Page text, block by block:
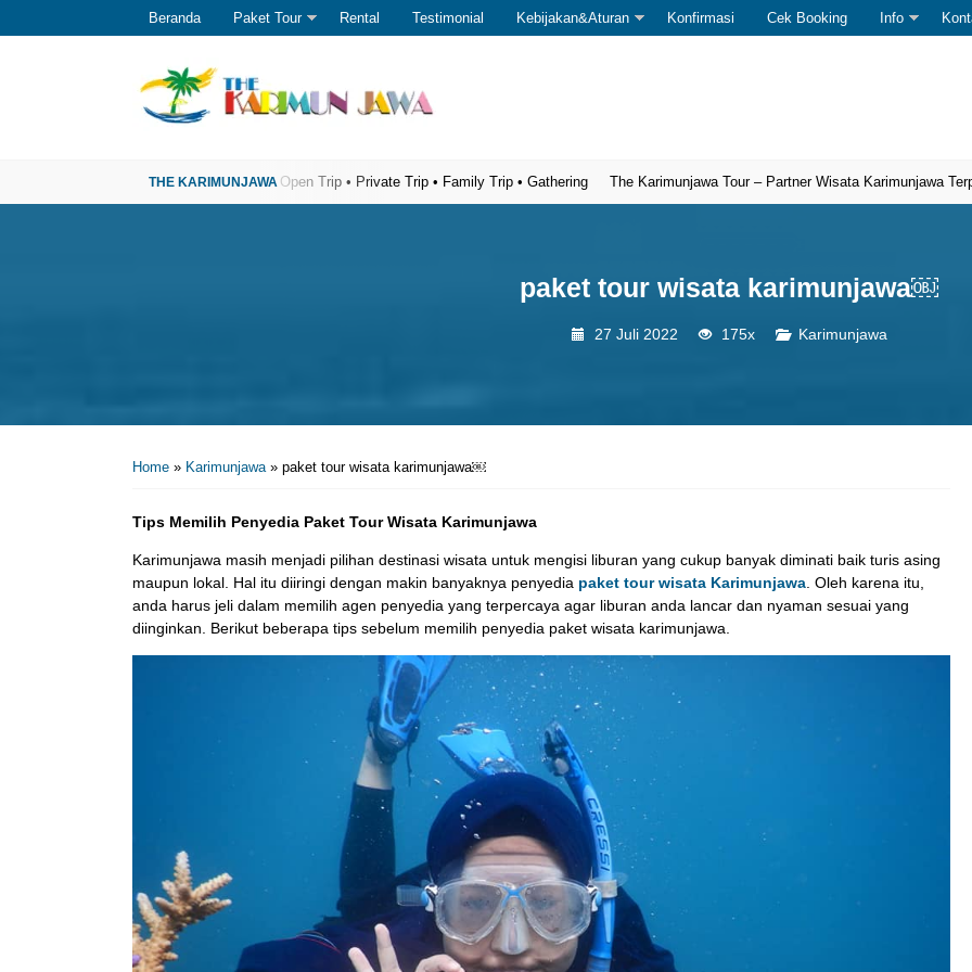
Beranda Paket Tour Rental Testimonial Kebijakan&Aturan Konfirmasi Cek Booking Info
Karimunjawa Terpercaya Open Trip • Private Trip • Family Trip • Gathering The Karimunjawa Tour – Partner Wisata Karimunjawa Terpercaya
paket tour wisata karimunjawa￼
27 Juli 2022 175x Karimunjawa
Home » Karimunjawa » paket tour wisata karimunjawa￼
Tips Memilih Penyedia Paket Tour Wisata Karimunjawa
Karimunjawa masih menjadi pilihan destinasi wisata untuk mengisi liburan yang cukup banyak diminati baik turis asing
maupun lokal. Hal itu diiringi dengan makin banyaknya penyedia paket tour wisata Karimunjawa . Oleh karena itu,
anda harus jeli dalam memilih agen penyedia yang terpercaya agar liburan anda lancar dan nyaman sesuai yang
diinginkan. Berikut beberapa tips sebelum memilih penyedia paket wisata karimunjawa.